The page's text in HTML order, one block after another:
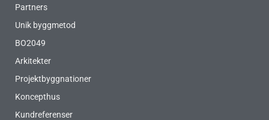
Partners
Unik byggmetod
BO2049
Arkitekter
Projektbyggnationer
Koncepthus
Kundreferenser